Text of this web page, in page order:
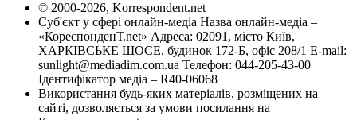
© 2000-2026, Korrespondent.net
Суб'єкт у сфері онлайн-медіа Назва онлайн-медіа –
«КореспонденТ.net» Адреса: 02091, місто Київ,
ХАРКІВСЬКЕ ШОСЕ, будинок 172-Б, офіс 208/1 E-mail:
sunlight@mediadim.com.ua Телефон: 044-205-43-00
Ідентифікатор медіа – R40-06068
Використання будь-яких матеріалів, розміщених на
сайті, дозволяється за умови посилання на